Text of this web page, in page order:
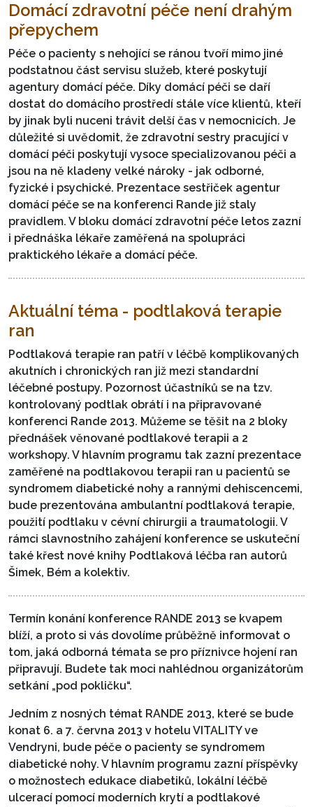
Domácí zdravotní péče není drahým
přepychem
Péče o pacienty s nehojící se ránou tvoří mimo jiné
podstatnou část servisu služeb, které poskytují
agentury domácí péče. Díky domácí péči se daří
dostat do domácího prostředí stále více klientů, kteří
by jinak byli nuceni trávit delší čas v nemocnicích. Je
důležité si uvědomit, že zdravotní sestry pracující v
domácí péči poskytují vysoce specializovanou péči a
jsou na ně kladeny velké nároky - jak odborné,
fyzické i psychické. Prezentace sestřiček agentur
domácí péče se na konferenci Rande již staly
pravidlem. V bloku domácí zdravotní péče letos zazní
i přednáška lékaře zaměřená na spolupráci
praktického lékaře a domácí péče.
Aktuální téma - podtlaková terapie
ran
Podtlaková terapie ran patří v léčbě komplikovaných
akutních i chronických ran již mezi standardní
léčebné postupy. Pozornost účastníků se na tzv.
kontrolovaný podtlak obrátí i na připravované
konferenci Rande 2013. Můžeme se těšit na 2 bloky
přednášek věnované podtlakové terapii a 2
workshopy. V hlavním programu tak zazní prezentace
zaměřené na podtlakovou terapii ran u pacientů se
syndromem diabetické nohy a rannými dehiscencemi,
bude prezentována ambulantní podtlaková terapie,
použití podtlaku v cévní chirurgii a traumatologii. V
rámci slavnostního zahájení konference se uskuteční
také křest nové knihy Podtlaková léčba ran autorů
Šimek, Bém a kolektiv.
Termín konání konference RANDE 2013 se kvapem
blíží, a proto si vás dovolíme průběžně informovat o
tom, jaká odborná témata se pro příznivce hojení ran
připravují. Budete tak moci nahlédnou organizátorům
setkání „pod pokličku“.
Jedním z nosných témat RANDE 2013, které se bude
konat 6. a 7. června 2013 v hotelu VITALITY ve
Vendryni, bude péče o pacienty se syndromem
diabetické nohy. V hlavním programu zazní příspěvky
o možnostech edukace diabetiků, lokální léčbě
ulcerací pomocí moderních krytí a podtlakové